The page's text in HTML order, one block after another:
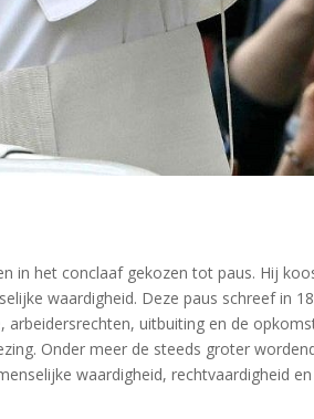
in het conclaaf gekozen tot paus. Hij
waardigheid. Deze paus schreef in
uitbuiting en de
Onder meer de steeds groter
waardigheid, rechtvaardigheid en